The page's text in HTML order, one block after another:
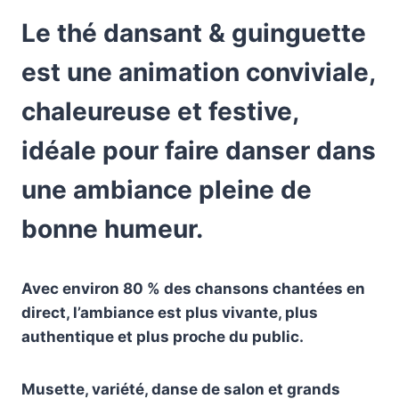
Le thé dansant & guinguette
est une animation conviviale,
chaleureuse et festive,
idéale pour faire danser dans
une ambiance pleine de
bonne humeur.
Avec environ 80 % des chansons chantées en
direct, l’ambiance est plus vivante, plus
authentique et plus proche du public.
Musette, variété, danse de salon et grands